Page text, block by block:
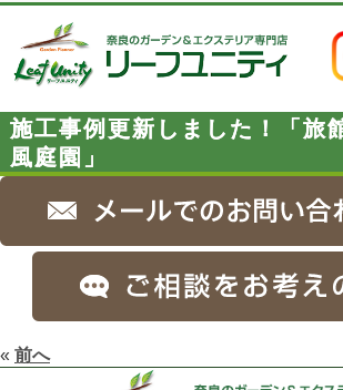
施工事例更新しました！「旅
風庭園」
« 前へ